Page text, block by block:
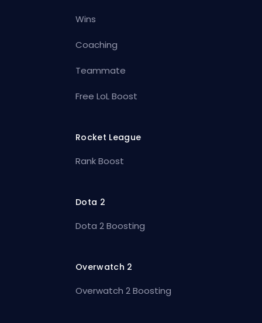
Wins
Coaching
Teammate
Free LoL Boost
Rocket League
Rank Boost
Dota 2
Dota 2 Boosting
Overwatch 2
Overwatch 2 Boosting